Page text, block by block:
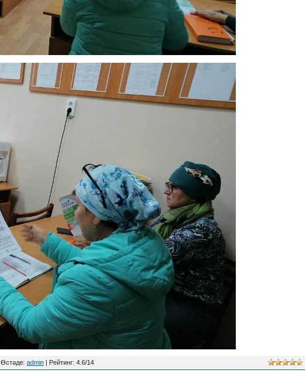
Өстәде: admin | Рейтинг: 4.6/14